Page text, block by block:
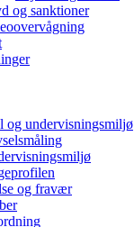
og sanktioner
og undervisningsmiljø
og fravær